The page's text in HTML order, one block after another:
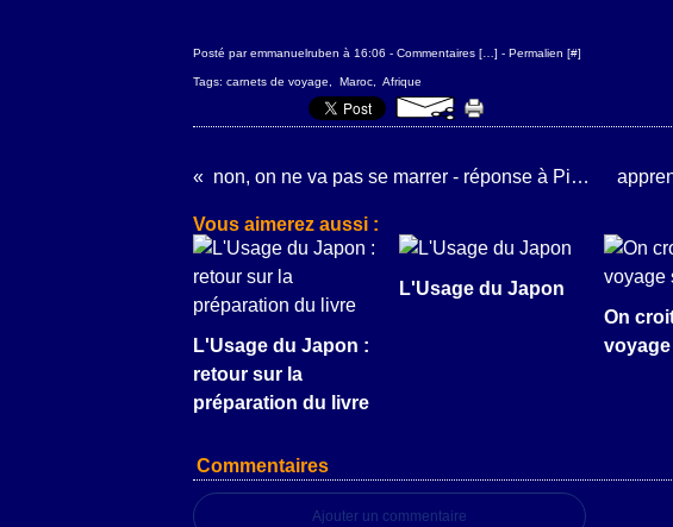
Posté par emmanuelruben à 16:06 - Commentaires [ ] - Permalien [#]
Tags: carnets de voyage Maroc Afrique
non, on ne va pas se marrer - réponse à Pierre Jourde
Vous aimerez aussi :
L'Usage du Japon :
retour sur la
préparation du livre
L'Usage du Japon
On
Commentaires
Ajouter un commentaire